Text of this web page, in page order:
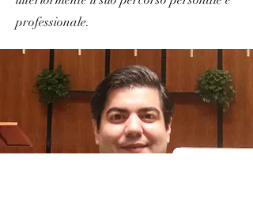
professionale.